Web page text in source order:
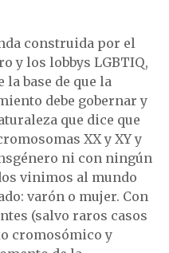
construida por el
y los lobbys LGBTIQ,
base de que la
debe gobernar y
que dice que
XX y XY y
ni con ningún
vinimos al mundo
varón o mujer. Con
(salvo raros casos
cromosómico y